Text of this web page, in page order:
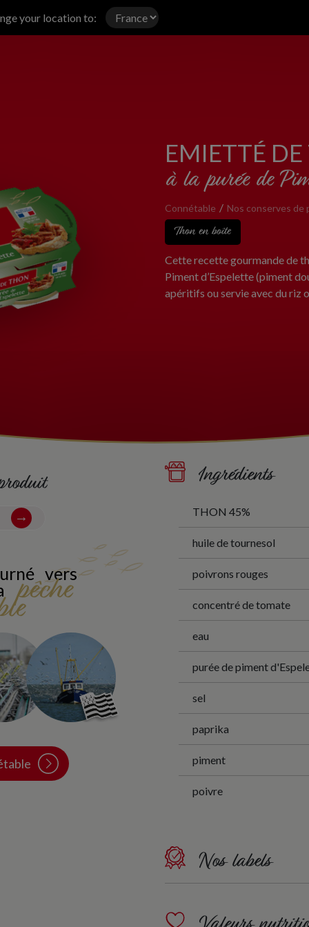
your location to:
EMIETTÉ
à la purée de
Connétable Nos conserves de
Thon en boîte
Cette recette gourmande de
Piment d’Espelette (piment
apéritifs ou servie avec du riz
vers
pêche
Ingrédients
THON 45%
huile de tournesol
poivrons rouges
concentré de tomate
eau
purée de piment
sel
paprika
piment
poivre
Nos labels